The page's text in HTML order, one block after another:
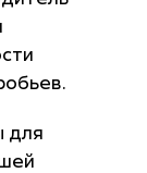
для